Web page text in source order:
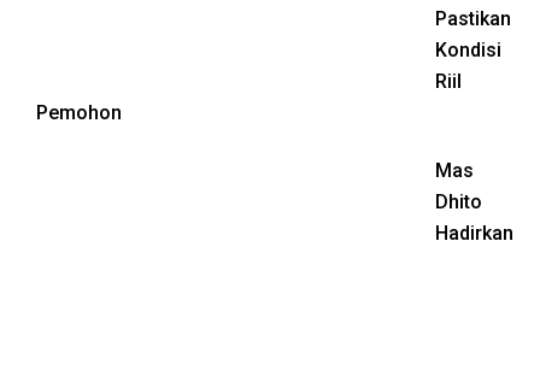
Pastikan
Kondisi
Riil
Pemohon
Mas
Dhito
Hadirkan